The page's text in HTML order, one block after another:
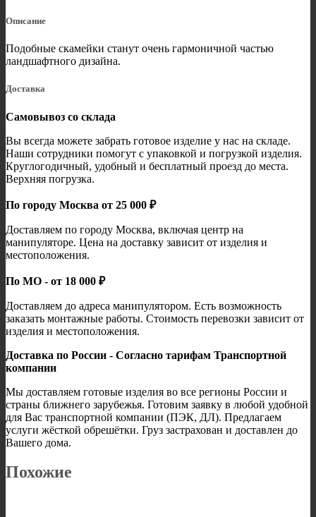
Описание
Подобные скамейки станут очень гармоничной частью
ландшафтного дизайна.
Доставка
Самовывоз со склада
Вы всегда можете забрать готовое изделие у нас на складе.
Наши сотрудники помогут с упаковкой и погрузкой изделия.
Круглогодичный, удобный и бесплатный проезд до места.
Верхняя погрузка.
По городу Москва от 25 000 ₽
Доставляем по городу Москва, включая центр на
манипуляторе. Цена на доставку зависит от изделия и
местоположения.
По МО - от 18 000 ₽
Доставляем до адреса манипулятором. Есть возможность
заказать монтажные работы. Стоимость перевозки зависит от
изделия и местоположения.
Доставка по России - Согласно тарифам Транспортной
компании
Мы доставляем готовые изделия во все регионы России и
страны ближнего зарубежья. Готовим заявку в любой удобной
для Вас транспортной компании (ПЭК, ДЛ). Предлагаем
услуги жёсткой обрешётки. Груз застрахован и доставлен до
Вашего дома.
Похожие